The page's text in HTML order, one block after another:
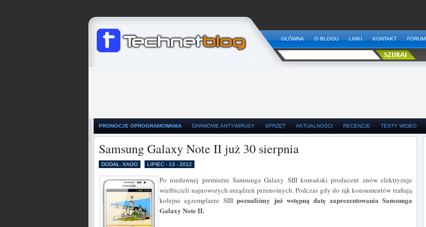
GŁÓWNA O BLOGU LINKI KONTAKT FORUM
PROMOCJE OPROGRAMOWANIA DARMOWE ANTYWIRUSY SPRZĘT AKTUALNOŚCI RECENZJE TESTY WIDEO
Samsung Galaxy Note II już 30 sierpnia
DODAŁ: XAOO LIPIEC - 13 - 2012
Po niedawnej premierze Samsunga Galaxy SIII koreański producent znów elektryzuje
wielbicieli najnowszych urządzeń przenośnych. Podczas gdy do rąk konsumentów trafiają
kolejne egzemplarze SIIIpoznaliśmy już wstępną datę zaprezentowania Samsunga
Galaxy Note II.